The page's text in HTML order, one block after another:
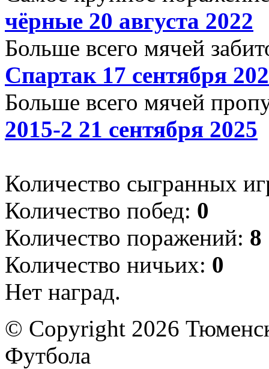
чёрные 20 августа 2022
Больше всего мячей
Спартак 17 сентября
Больше всего мячей
2015-2 21 сентября 2025
Количество сыгранных
Количество побед: 0
Количество поражений: 8
Количество ничьих: 0
Нет наград.
© Copyright 2026
Футбола